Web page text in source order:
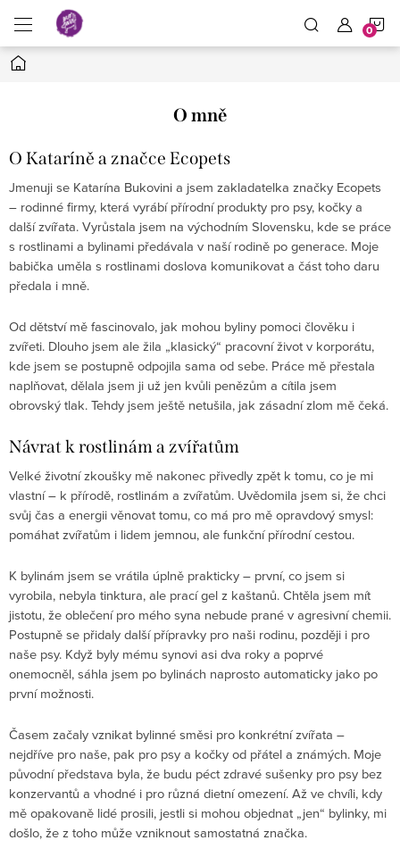
obsah
Domov
O mně
O Kataríně a značce Ecopets
Jmenuji se Katarína Bukovini a jsem zakladatelka značky Ecopets
– rodinné firmy, která vyrábí přírodní produkty pro psy, kočky a
další zvířata. Vyrůstala jsem na východním Slovensku, kde se práce
s rostlinami a bylinami předávala v naší rodině po generace. Moje
babička uměla s rostlinami doslova komunikovat a část toho daru
předala i mně.
Od dětství mě fascinovalo, jak mohou byliny pomoci člověku i
zvířeti. Dlouho jsem ale žila „klasický“ pracovní život v korporátu,
kde jsem se postupně odpojila sama od sebe. Práce mě přestala
naplňovat, dělala jsem ji už jen kvůli penězům a cítila jsem
obrovský tlak. Tehdy jsem ještě netušila, jak zásadní zlom mě čeká.
Návrat k rostlinám a zvířatům
Velké životní zkoušky mě nakonec přivedly zpět k tomu, co je mi
vlastní – k přírodě, rostlinám a zvířatům. Uvědomila jsem si, že chci
svůj čas a energii věnovat tomu, co má pro mě opravdový smysl:
pomáhat zvířatům i lidem jemnou, ale funkční přírodní cestou.
K bylinám jsem se vrátila úplně prakticky – první, co jsem si
vyrobila, nebyla tinktura, ale prací gel z kaštanů. Chtěla jsem mít
jistotu, že oblečení pro mého syna nebude prané v agresivní chemii.
Postupně se přidaly další přípravky pro naši rodinu, později i pro
naše psy. Když byly mému synovi asi dva roky a poprvé
onemocněl, sáhla jsem po bylinách naprosto automaticky jako po
první možnosti.
Časem začaly vznikat bylinné směsi pro konkrétní zvířata –
nejdříve pro naše, pak pro psy a kočky od přátel a známých. Moje
původní představa byla, že budu péct zdravé sušenky pro psy bez
konzervantů a vhodné i pro různá dietní omezení. Až ve chvíli, kdy
mě opakovaně lidé prosili, jestli si mohou objednat „jen“ bylinky, mi
došlo, že z toho může vzniknout samostatná značka.